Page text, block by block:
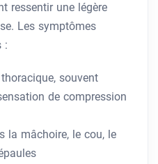
ressentir une légère
Les symptômes
:
souvent
de compression
la mâchoire, le cou, le